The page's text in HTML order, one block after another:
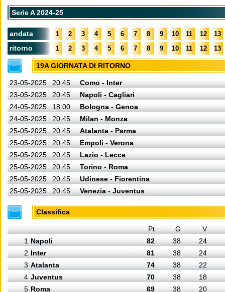
Serie A 2024-25
andata 1 2 3 4 5 6 7 8 9 10 11 12 13
ritorno 1 2 3 4 5 6 7 8 9 10 11 12 13
19A GIORNATA DI RITORNO
23-05-2025 20:45
Como - Inter
23-05-2025
20:45
Napoli - Cagliari
24-05-2025
18:00
Bologna - Genoa
24-05-2025
20:45
Milan - Monza
25-05-2025
20:45
Atalanta - Parma
25-05-2025
20:45
Empoli - Verona
25-05-2025
20:45
Lazio - Lecce
25-05-2025
20:45
Torino - Roma
25-05-2025
20:45
Udinese - Fiorentina
25-05-2025
20:45 Venezia - Juventus
Classifica
Pt G
V
1 Napoli 82 38
24
2 Inter 81 38
24
3 Atalanta 74 38
22
4 Juventus 70 38
18
5 Roma 69 38
20